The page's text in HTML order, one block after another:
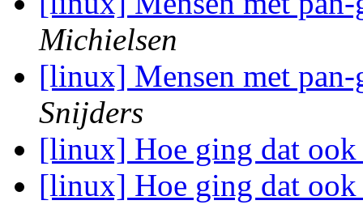
Michielsen
[linux] Mensen met
Snijders
[linux] Hoe ging dat
[linux] Hoe ging dat